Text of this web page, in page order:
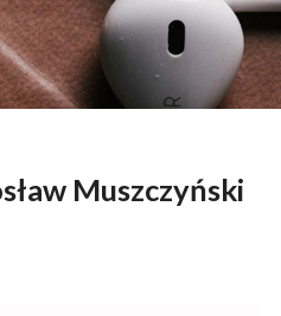
Muszczyński